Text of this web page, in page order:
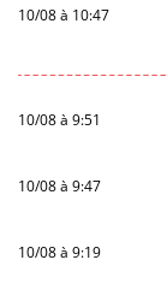
10/08 à 10:47
10/08 à 9:51
10/08 à 9:47
10/08 à 9:19